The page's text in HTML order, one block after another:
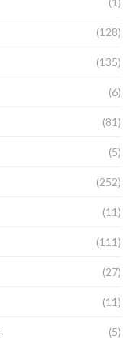
(128)
(135)
(6)
(81)
(5)
(252)
(11)
(111)
(27)
(11)
(5)